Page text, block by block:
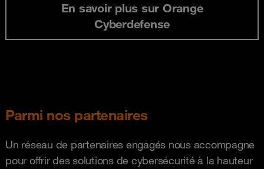
En savoir plus sur Orange
Cyberdefense
Parmi nos partenaires
Un réseau de partenaires engagés nous accompagne
pour offrir des solutions de cybersécurité à la hauteur